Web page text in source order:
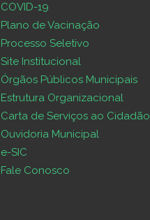
COVID-19
Plano de Vacinação
Processo Seletivo
Site Institucional
Órgãos Públicos Municipais
Estrutura Organizacional
Carta de Serviços ao Cidadão
Ouvidoria Municipal
e-SIC
Fale Conosco